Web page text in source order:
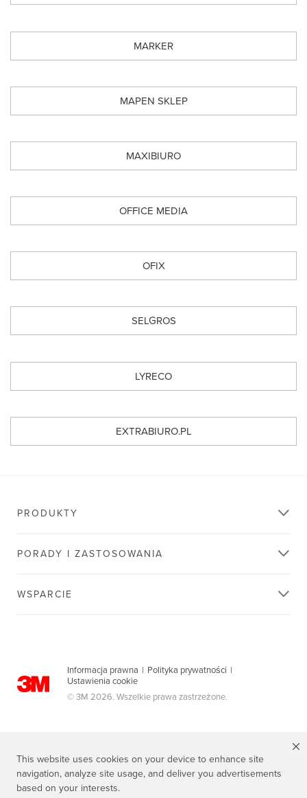
This website uses cookies on your device to enhance site
navigation, analyze site usage, and deliver you advertisements
based on your interests.
MARKER
MAPEN SKLEP
MAXIBIURO
OFFICE MEDIA
OFIX
SELGROS
LYRECO
EXTRABIURO.PL
PRODUKTY
PORADY I ZASTOSOWANIA
WSPARCIE
Informacja prawna | Polityka prywatności |
Ustawienia cookie
© 3M 2026. Wszelkie prawa zastrzeżone.